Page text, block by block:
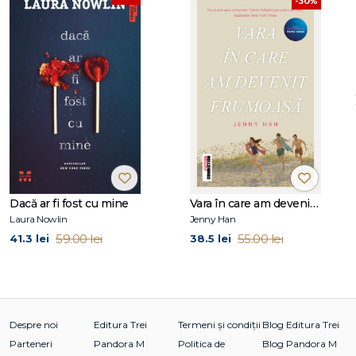
White Male Writers of the Western Canon.
Poate fi urmărită pe www.danaschwartzdotcom.com.
Dacă ar fi fost cu mine
Laura Nowlin
41.3 lei 59.00 lei
Vara în care am devenit frumoasă (seria Vara, vol. 1, ediție tie-in)
Jenny Han
38.5 lei 55.00 lei
Despre noi
Parteneri
Editura Trei
Pandora M
Termeni și condiții
Politica de
Blog Editura Trei
Blog Pandora M